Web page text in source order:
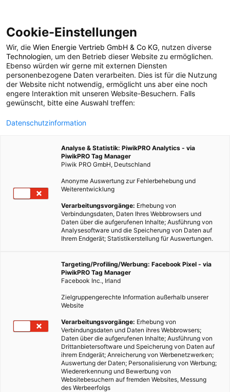
POSTS BY TAG
Airdrop
1 BEITRAG
Cookie-Einstellungen
Wir, die Wien Energie Vertrieb GmbH & Co KG, nutzen diverse
Technologien, um den Betrieb dieser Website zu ermöglichen.
Ebenso würden wir gerne mit externen Diensten
personenbezogene Daten verarbeiten. Dies ist für die Nutzung
der Website nicht notwendig, ermöglicht uns aber eine noch
engere Interaktion mit unseren Website-Besuchern. Falls
gewünscht, bitte eine Auswahl treffen:
Datenschutzinformation
Analyse & Statistik: PiwikPRO Analytics - via
PiwikPRO Tag Manager
Piwik PRO GmbH, Deutschland
Anonyme Auswertung zur Fehlerbehebung und
Weiterentwicklung
Verarbeitungsvorgänge: Erhebung von
Verbindungsdaten, Daten Ihres Webbrowsers und
Daten über die aufgerufenen Inhalte; Ausführung von
Analysesoftware und die Speicherung von Daten auf
Ihrem Endgerät; Statistikerstellung für Auswertungen.
Targeting/Profiling/Werbung: Facebook Pixel - via
PiwikPRO Tag Manager
Facebook Inc., Irland
Zielgruppengerechte Information außerhalb unserer
Website
Verarbeitungsvorgänge: Erhebung von
Verbindungsdaten und Daten ihres Webbrowsers;
Daten über die aufgerufenen Inhalte; Ausführung von
Drittanbietersoftware und Speicherung von Daten auf
ihrem Endgerät; Anreicherung von Werbenetzwerken;
Auswertung der Daten; Personalisierung von Werbung;
Wiedererkennung und Bewerbung von
Websitebesuchern auf fremden Websites, Messung
des Werbeerfolgs